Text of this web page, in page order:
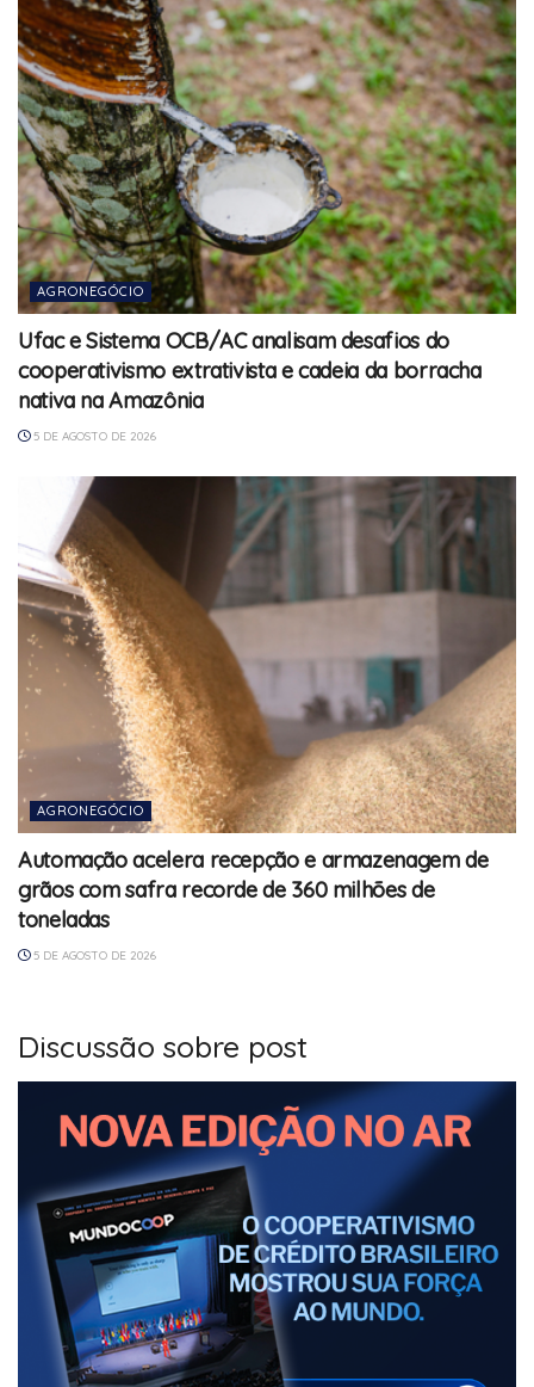
AGRONEGÓCIO
Ufac e Sistema OCB/AC analisam desafios do
cooperativismo extrativista e cadeia da borracha
nativa na Amazônia
5 DE AGOSTO DE 2026
AGRONEGÓCIO
Automação acelera recepção e armazenagem de
grãos com safra recorde de 360 milhões de
toneladas
5 DE AGOSTO DE 2026
Discussão sobre post